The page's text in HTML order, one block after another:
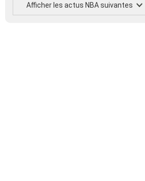
Afficher les actus NBA suivantes